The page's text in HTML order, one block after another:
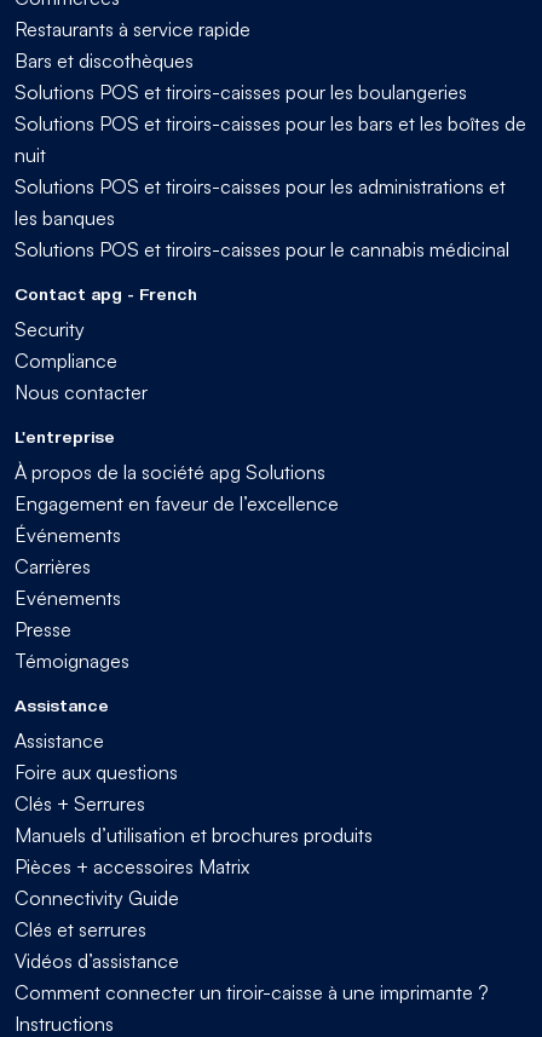
Restaurants à service rapide
Bars et discothèques
Solutions POS et tiroirs-caisses pour les boulangeries
Solutions POS et tiroirs-caisses pour les bars et les boîtes de
nuit
Solutions POS et tiroirs-caisses pour les administrations et
les banques
Solutions POS et tiroirs-caisses pour le cannabis médicinal
Contact apg - French
Security
Compliance
Nous contacter
L'entreprise
À propos de la société apg Solutions
Engagement en faveur de l’excellence
Événements
Carrières
Evénements
Presse
Témoignages
Assistance
Assistance
Foire aux questions
Clés + Serrures
Manuels d’utilisation et brochures produits
Pièces + accessoires Matrix
Connectivity Guide
Clés et serrures
Vidéos d’assistance
Comment connecter un tiroir-caisse à une imprimante ?
Instructions